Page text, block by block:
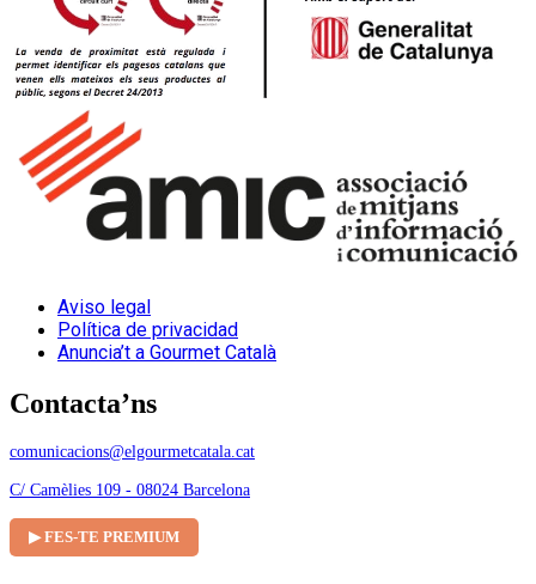
Aviso legal
Política de privacidad
Anuncia’t a Gourmet Català
Contacta’ns
comunicacions@elgourmetcatala.cat
C/ Camèlies 109 - 08024 Barcelona
▶ FES-TE PREMIUM